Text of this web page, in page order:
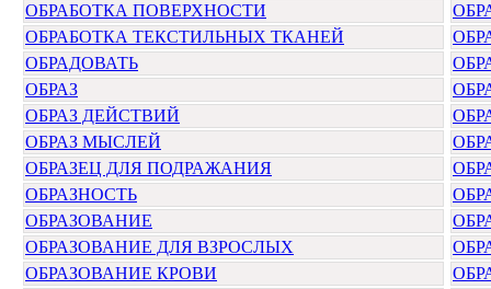
ОБРАБОТКА ПОВЕРХНОСТИ
ОБРАБОТКА ТЕКСТИЛЬНЫХ ТКАНЕЙ
ОБРАДОВАТЬ
ОБРАЗ
ОБРАЗ ДЕЙСТВИЙ
ОБРАЗ МЫСЛЕЙ
ОБРАЗЕЦ ДЛЯ ПОДРАЖАНИЯ
ОБРАЗНОСТЬ
ОБРАЗОВАНИЕ
ОБРАЗОВАНИЕ ДЛЯ ВЗРОСЛЫХ
ОБРАЗОВАНИЕ КРОВИ